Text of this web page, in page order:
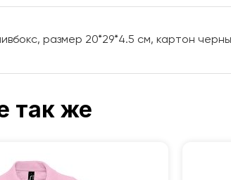
размер 20*29*4.5 см, картон
так же